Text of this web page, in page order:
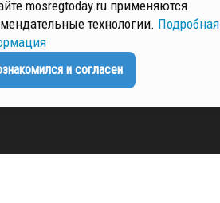
mosregtoday.ru применяются
технологии. Подробная
и согласен